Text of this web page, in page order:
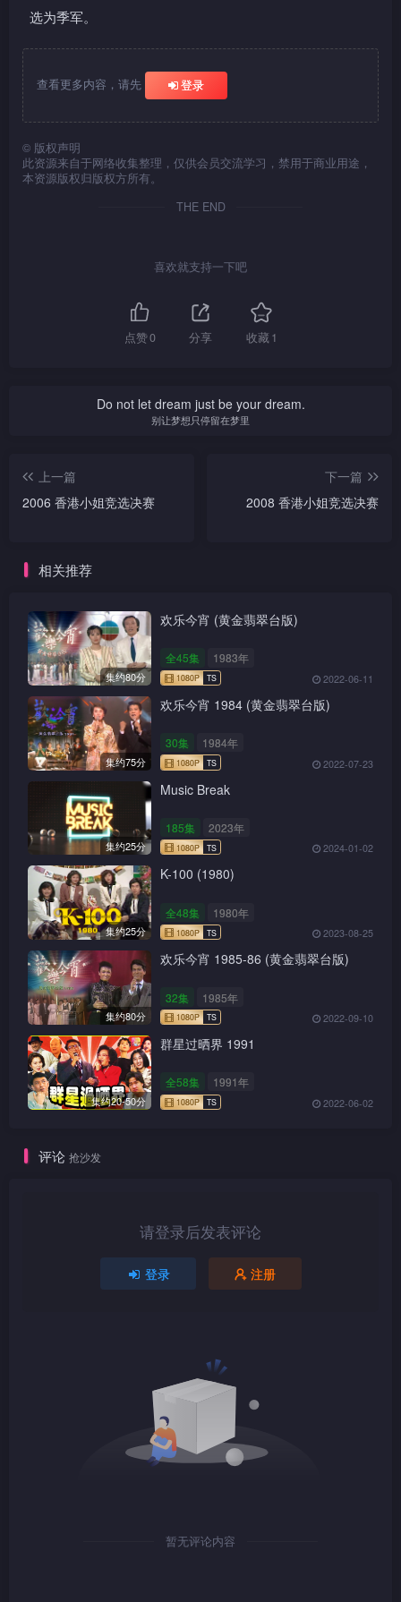
选为季军。
查看更多内容，请先 登录
© 版权声明
此资源来自于网络收集整理，仅供会员交流学习，禁用于商业用途，
本资源版权归版权方所有。
THE END
喜欢就支持一下吧
点赞0 分享 收藏1
Do not let dream just be your dream.
别让梦想只停留在梦里
上一篇
2006 香港小姐竞选决赛
下一篇
2008 香港小姐竞选决赛
相关推荐
集约80分
欢乐今宵 (黄金翡翠台版)
全45集 1983年
2022-06-11
集约75分
欢乐今宵 1984 (黄金翡翠台版)
30集 1984年
2022-07-23
集约25分
Music Break
185集 2023年
1080P
2024-01-02
集约25分
K-100 (1980)
全48集 1980年
1080P
2023-08-25
集约80分
欢乐今宵 1985-86 (黄金翡翠台版)
32集 1985年
2022-09-10
集约20-50分
群星过晒界 1991
全58集 1991年
2022-06-02
评论 抢沙发
请登录后发表评论
登录 注册
暂无评论内容